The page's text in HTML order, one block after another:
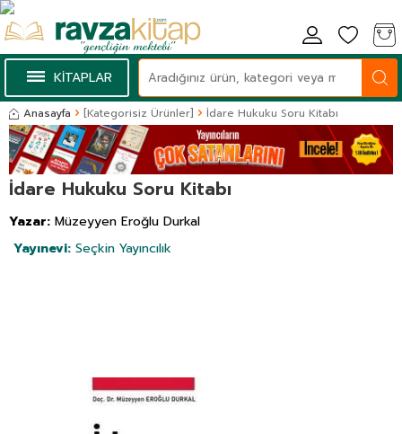
KİTAPLAR
Anasayfa [Kategorisiz Ürünler] İdare Hukuku Soru Kitabı
İdare Hukuku Soru Kitabı
Yazar: Müzeyyen Eroğlu Durkal
Yayınevi: Seçkin Yayıncılık